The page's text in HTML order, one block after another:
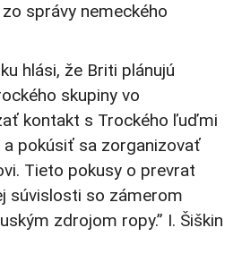
správy nemeckého
hlási, že Briti plánujú
skupiny vo
kontakt s Trockého ľuďmi
pokúsiť sa zorganizovať
Tieto pokusy o prevrat
súvislosti so zámerom
zdrojom ropy.” I. Šiškin